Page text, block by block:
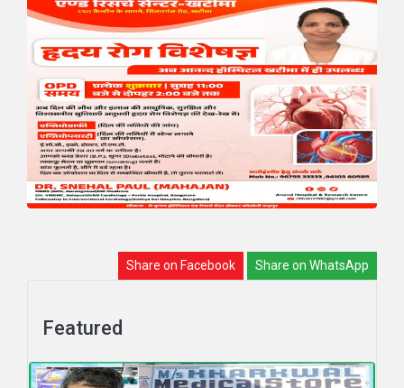
Share on Facebook Share on WhatsApp
Featured